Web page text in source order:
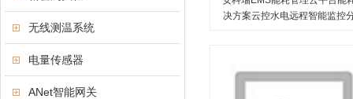
无线测温系统
电量传感器
ANet智能网关
决方案云控水电远程智能监控